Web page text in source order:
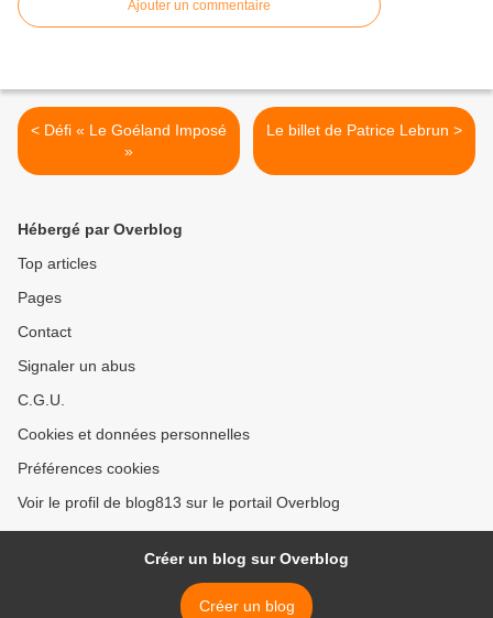
Ajouter un commentaire
< Défi « Le Goéland Imposé
»
Le billet de Patrice Lebrun >
Hébergé par Overblog
Top articles
Pages
Contact
Signaler un abus
C.G.U.
Cookies et données personnelles
Préférences cookies
Voir le profil de blog813 sur le portail Overblog
Créer un blog sur Overblog
Créer un blog